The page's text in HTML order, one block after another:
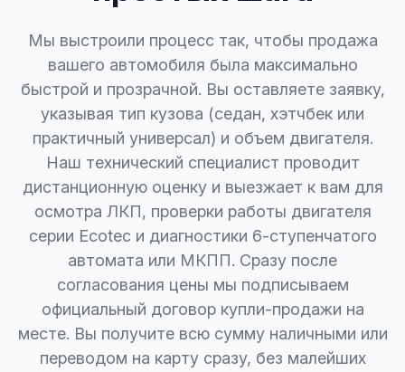
Мы выстроили процесс так, чтобы продажа
вашего автомобиля была максимально
быстрой и прозрачной. Вы оставляете заявку,
указывая тип кузова (седан, хэтчбек или
практичный универсал) и объем двигателя.
Наш технический специалист проводит
дистанционную оценку и выезжает к вам для
осмотра ЛКП, проверки работы двигателя
серии Ecotec и диагностики 6-ступенчатого
автомата или МКПП. Сразу после
согласования цены мы подписываем
официальный договор купли-продажи на
месте. Вы получите всю сумму наличными или
переводом на карту сразу, без малейших